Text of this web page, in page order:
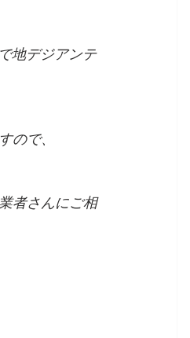
地デジアンテ
ので、
者さんにご相